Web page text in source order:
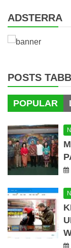
ADSTERRA
POSTS
POPULAR